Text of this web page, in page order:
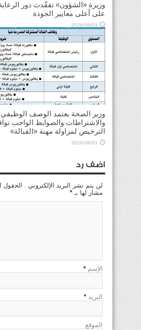
وزيرة «الشؤون» تفقّدت دور
على أعلى معايير الجودة
2026/08/03
وزير الصحة يعتمد الوصف الوظيفي
والاشتراطات والضوابط الواجب
الترخيص لمزاولة مهنة «القبالة»
2026/08/03
اضف رد
لن يتم نشر البريد الإلكتروني . الحقول
مشار لها بـ *
الإسم *
البريد *
الموقع